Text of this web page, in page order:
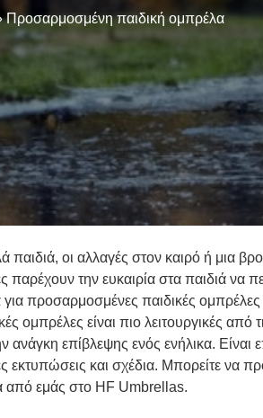
Προσαρμοσμένη παιδική ομπρέλα
παιδιά, οι αλλαγές στον καιρό ή μια
παρέχουν την ευκαιρία στα παιδιά να
προσαρμοσμένες παιδικές ομπρέλες
ομπρέλες είναι πιο λειτουργικές από
ανάγκη επίβλεψης ενός ενήλικα. Είναι
εκτυπώσεις και σχέδια. Μπορείτε να
από εμάς στο HF Umbrellas.